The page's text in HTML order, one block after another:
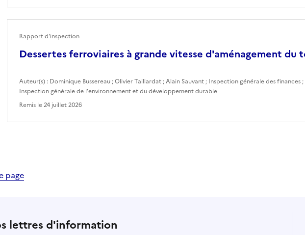
Dessertes ferroviaires à grande vitesse d'aménagement du
Rapport d'inspection
Auteur(s) : Dominique Bussereau ;Olivier Taillardat ;Alain Sauvant ; Inspection générale des finances ;
Inspection générale de l'environnement et du développement durable
Remis le24 juillet 2026
page
lettres d'information